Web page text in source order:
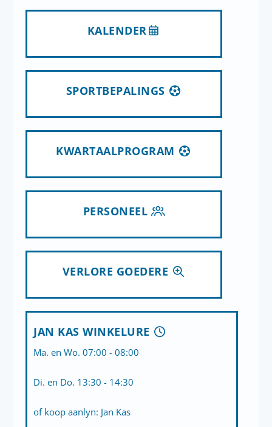
KALENDER
SPORTBEPALINGS
KWARTAALPROGRAM
PERSONEEL
VERLORE GOEDERE
JAN KAS WINKELURE
Ma. en Wo. 07:00 - 08:00
Di. en Do. 13:30 - 14:30
of koop aanlyn: Jan Kas